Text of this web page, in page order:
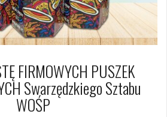
FIRMOWYCH PUSZEK
Swarzędzkiego Sztabu
WOŚP